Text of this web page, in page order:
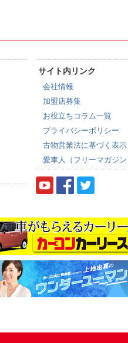
サイト内リンク
会社情報
加盟店募集
お役立ちコラム一覧
プライバシーポリシー
古物営業法に基づく表示
愛車人（フリーマガジン